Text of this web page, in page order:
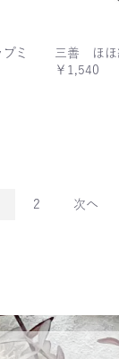
ミ
三善 ほほ
￥1,540
2 次へ